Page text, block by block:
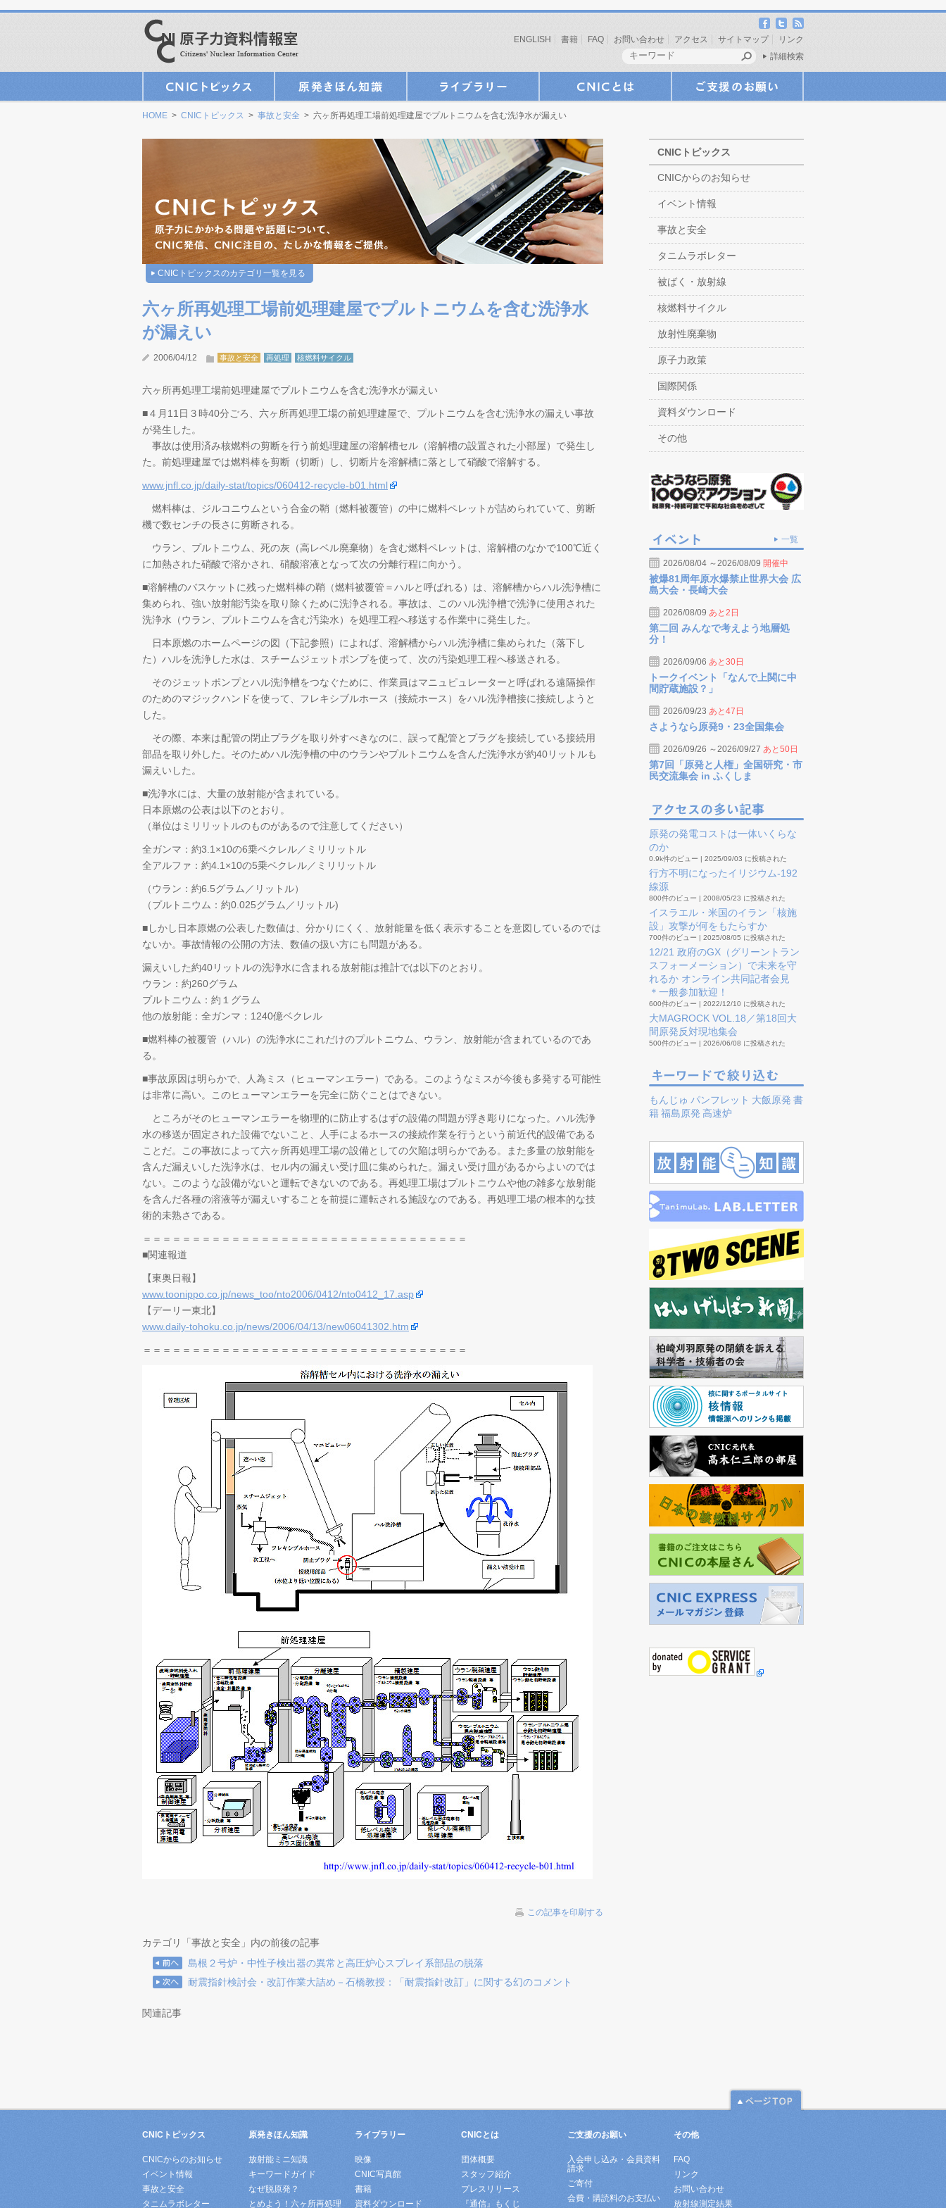
ENGLISH 書籍 FAQ お問い合わせ アクセス サイトマップ
リンク
詳細検索
HOME > CNICトピックス > 事故と安全 > 六ヶ所再処理工場前処理建屋でプルトニウムを含む洗浄水が漏えい
CNICトピックスのカテゴリ一覧を見る
六ヶ所再処理工場前処理建屋でプルトニウムを含む洗浄水
が漏えい
2006/04/12 事故と安全 再処理 核燃料サイクル
六ヶ所再処理工場前処理建屋でプルトニウムを含む洗浄水が漏えい
■４月11日３時40分ごろ、六ヶ所再処理工場の前処理建屋で、プルトニウムを含む洗浄水の漏えい事故
が発生した。
事故は使用済み核燃料の剪断を行う前処理建屋の溶解槽セル（溶解槽の設置された小部屋）で発生し
た。前処理建屋では燃料棒を剪断（切断）し、切断片を溶解槽に落として硝酸で溶解する。
www.jnfl.co.jp/daily-stat/topics/060412-recycle-b01.html
燃料棒は、ジルコニウムという合金の鞘（燃料被覆管）の中に燃料ペレットが詰められていて、剪断
機で数センチの長さに剪断される。
ウラン、プルトニウム、死の灰（高レベル廃棄物）を含む燃料ペレットは、溶解槽のなかで100℃近く
に加熱された硝酸で溶かされ、硝酸溶液となって次の分離行程に向かう。
■溶解槽のバスケットに残った燃料棒の鞘（燃料被覆管＝ハルと呼ばれる）は、溶解槽からハル洗浄槽に
集められ、強い放射能汚染を取り除くために洗浄される。事故は、このハル洗浄槽で洗浄に使用された
洗浄水（ウラン、プルトニウムを含む汚染水）を処理工程へ移送する作業中に発生した。
日本原燃のホームページの図（下記参照）によれば、溶解槽からハル洗浄槽に集められた（落下し
た）ハルを洗浄した水は、スチームジェットポンプを使って、次の汚染処理工程へ移送される。
そのジェットポンプとハル洗浄槽をつなぐために、作業員はマニュピュレーターと呼ばれる遠隔操作
のためのマジックハンドを使って、フレキシブルホース（接続ホース）をハル洗浄槽接に接続しようと
した。
その際、本来は配管の閉止プラグを取り外すべきなのに、誤って配管とプラグを接続している接続用
部品を取り外した。そのためハル洗浄槽の中のウランやプルトニウムを含んだ洗浄水が約40リットルも
漏えいした。
■洗浄水には、大量の放射能が含まれている。
日本原燃の公表は以下のとおり。
（単位はミリリットルのものがあるので注意してください）
全ガンマ：約3.1×10の6乗ベクレル／ミリリットル
全アルファ：約4.1×10の5乗ベクレル／ミリリットル
（ウラン：約6.5グラム／リットル）
（プルトニウム：約0.025グラム／リットル)
■しかし日本原燃の公表した数値は、分かりにくく、放射能量を低く表示することを意図しているのでは
ないか。事故情報の公開の方法、数値の扱い方にも問題がある。
漏えいした約40リットルの洗浄水に含まれる放射能は推計では以下のとおり。
ウラン：約260グラム
プルトニウム：約１グラム
他の放射能：全ガンマ：1240億ベクレル
■燃料棒の被覆管（ハル）の洗浄水にこれだけのプルトニウム、ウラン、放射能が含まれているのであ
る。
■事故原因は明らかで、人為ミス（ヒューマンエラー）である。このようなミスが今後も多発する可能性
は非常に高い。このヒューマンエラーを完全に防ぐことはできない。
ところがそのヒューマンエラーを物理的に防止するはずの設備の問題が浮き彫りになった。ハル洗浄
水の移送が固定された設備でないこと、人手によるホースの接続作業を行うという前近代的設備である
ことだ。この事故によって六ヶ所再処理工場の設備としての欠陥は明らかである。また多量の放射能を
含んだ漏えいした洗浄水は、セル内の漏えい受け皿に集められた。漏えい受け皿があるからよいのでは
ない。このような設備がないと運転できないのである。再処理工場はプルトニウムや他の雑多な放射能
を含んだ各種の溶液等が漏えいすることを前提に運転される施設なのである。再処理工場の根本的な技
術的未熟さである。
＝＝＝＝＝＝＝＝＝＝＝＝＝＝＝＝＝＝＝＝＝＝＝＝＝＝＝＝＝＝＝＝＝
■関連報道
【東奥日報】
www.toonippo.co.jp/news_too/nto2006/0412/nto0412_17.asp
【デーリー東北】
www.daily-tohoku.co.jp/news/2006/04/13/new06041302.htm
＝＝＝＝＝＝＝＝＝＝＝＝＝＝＝＝＝＝＝＝＝＝＝＝＝＝＝＝＝＝＝＝＝
この記事を印刷する
カテゴリ「事故と安全」内の前後の記事
島根２号炉・中性子検出器の異常と高圧炉心スプレイ系部品の脱落
耐震指針検討会・改訂作業大詰め－石橋教授：「耐震指針改訂」に関する幻のコメント
関連記事
CNICトピックス
CNICからのお知らせ
イベント情報
事故と安全
タニムラボレター
被ばく・放射線
核燃料サイクル
放射性廃棄物
原子力政策
国際関係
資料ダウンロード
その他
一覧
2026/08/04 ～2026/08/09 開催中
被爆81周年原水爆禁止世界大会 広
島大会・長崎大会
2026/08/09 あと2日
第二回 みんなで考えよう地層処
分！
2026/09/06 あと30日
トークイベント「なんで上関に中
間貯蔵施設？」
2026/09/23 あと47日
さようなら原発9・23全国集会
2026/09/26 ～2026/09/27 あと50日
第7回「原発と人権」全国研究・市
民交流集会 in ふくしま
原発の発電コストは一体いくらな
のか
0.9k件のビュー | 2025/09/03 に投稿された
行方不明になったイリジウム-192
線源
800件のビュー | 2008/05/23 に投稿された
イスラエル・米国のイラン「核施
設」攻撃が何をもたらすか
700件のビュー | 2025/08/05 に投稿された
12/21 政府のGX（グリーントラン
スフォーメーション）で未来を守
れるか オンライン共同記者会見
＊一般参加歓迎！
600件のビュー | 2022/12/10 に投稿された
大MAGROCK VOL.18／第18回大
間原発反対現地集会
500件のビュー | 2026/06/08 に投稿された
もんじゅ パンフレット 大飯原発 書
籍福島原発 高速炉
CNICトピックス
CNICからのお知らせ
イベント情報
事故と安全
タニムラボレター
原発きほん知識
放射能ミニ知識
キーワードガイド
なぜ脱原発？
とめよう！六ヶ所再処理
ライブラリー
映像
CNIC写真館
書籍
資料ダウンロード
CNICとは
団体概要
スタッフ紹介
プレスリリース
『通信』もくじ
ご支援のお願い
入会申し込み・会員資料
請求
ご寄付
会費・購読料のお支払い
その他
FAQ
リンク
お問い合わせ
放射線測定結果